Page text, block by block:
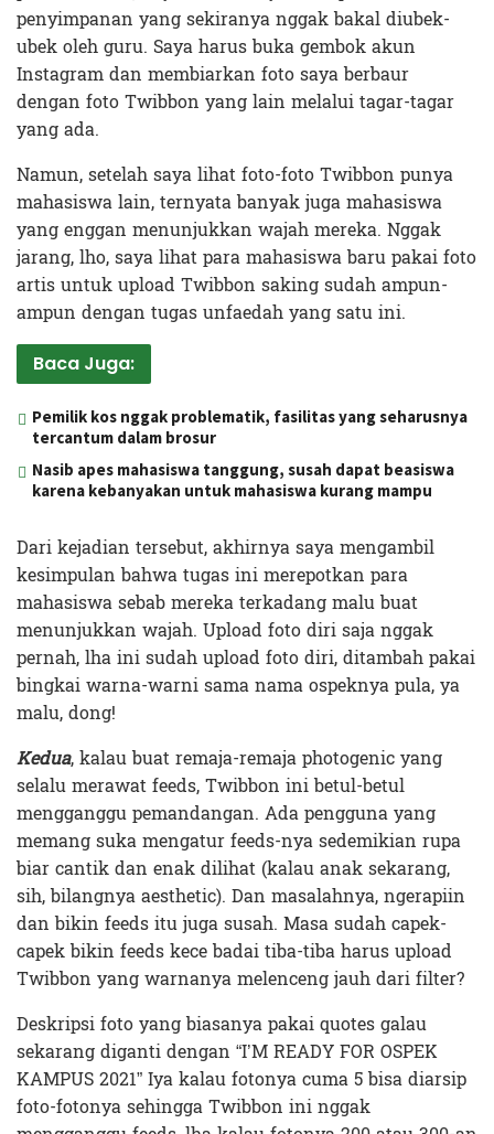
penyimpanan yang sekiranya nggak bakal diubek-
ubek oleh guru. Saya harus buka gembok akun
Instagram dan membiarkan foto saya berbaur
dengan foto Twibbon yang lain melalui tagar-tagar
yang ada.
Namun, setelah saya lihat foto-foto Twibbon punya
mahasiswa lain, ternyata banyak juga mahasiswa
yang enggan menunjukkan wajah mereka. Nggak
jarang, lho, saya lihat para mahasiswa baru pakai foto
artis untuk upload Twibbon saking sudah ampun-
ampun dengan tugas unfaedah yang satu ini.
Baca Juga:
Pemilik kos nggak problematik, fasilitas yang seharusnya
tercantum dalam brosur
Nasib apes mahasiswa tanggung, susah dapat beasiswa
karena kebanyakan untuk mahasiswa kurang mampu
Dari kejadian tersebut, akhirnya saya mengambil
kesimpulan bahwa tugas ini merepotkan para
mahasiswa sebab mereka terkadang malu buat
menunjukkan wajah. Upload foto diri saja nggak
pernah, lha ini sudah upload foto diri, ditambah pakai
bingkai warna-warni sama nama ospeknya pula, ya
malu, dong!
Kedua, kalau buat remaja-remaja photogenic yang
selalu merawat feeds, Twibbon ini betul-betul
mengganggu pemandangan. Ada pengguna yang
memang suka mengatur feeds-nya sedemikian rupa
biar cantik dan enak dilihat (kalau anak sekarang,
sih, bilangnya aesthetic). Dan masalahnya, ngerapiin
dan bikin feeds itu juga susah. Masa sudah capek-
capek bikin feeds kece badai tiba-tiba harus upload
Twibbon yang warnanya melenceng jauh dari filter?
Deskripsi foto yang biasanya pakai quotes galau
sekarang diganti dengan “I’M READY FOR OSPEK
KAMPUS 2021” Iya kalau fotonya cuma 5 bisa diarsip
foto-fotonya sehingga Twibbon ini nggak